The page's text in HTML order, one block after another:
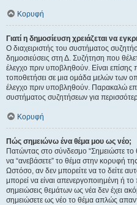
Κορυφή
Γιατί η δημοσίευση χρειάζεται να
Ο διαχειριστής του συστήματος
δημοσιεύσεις στη Δ. Συζήτηση που
έλεγχο πριν υποβληθούν. Είναι επίσης
τοποθετήσει σε μια ομάδα μελών των
έλεγχο πριν υποβληθούν. Παρακαλώ
συστήματος συζητήσεων για
Κορυφή
Πώς σημειώνω ένα θέμα μου ως νέο;
Πατώντας στο σύνδεσμο “Σημειώστε το
να “ανεβάσετε” το θέμα στην κορυφή
Ωστόσο, αν δεν μπορείτε να το δείτε
μπορεί να είναι απενεργοποιημένη ή
σημειώσεις θεμάτων ως νέα δεν έχει
σημειώσετε ως νέο το θέμα απλώς